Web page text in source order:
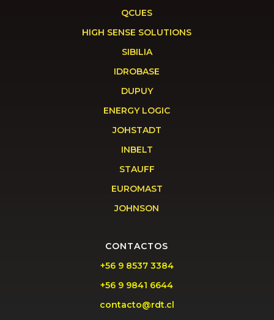
QCUES
HIGH SENSE SOLUTIONS
SIBILIA
IDROBASE
DUPUY
ENERGY LOGIC
JOHSTADT
INBELT
STAUFF
EUROMAST
JOHNSON
CONTACTOS
+56 9 8537 3384
+56 9 9841 6644
contacto@rdt.cl